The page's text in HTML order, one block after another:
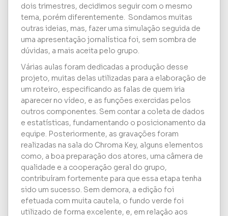
dois trimestres, decidimos seguir com o mesmo
tema, porém diferentemente. Sondamos muitas
outras ideias, mas, fazer uma simulação seguida de
uma apresentação jornalística foi, sem sombra de
dúvidas, a mais aceita pelo grupo.
Várias aulas foram dedicadas a produção desse
projeto, muitas delas utilizadas para a elaboração de
um roteiro, especificando as falas de quem iria
aparecer no vídeo, e as funções exercidas pelos
outros componentes. Sem contar a coleta de dados
e estatísticas, fundamentando o posicionamento da
equipe. Posteriormente, as gravações foram
realizadas na sala do Chroma Key, alguns elementos
como, a boa preparação dos atores, uma câmera de
qualidade e a cooperação geral do grupo,
contribuíram fortemente para que essa etapa tenha
sido um sucesso. Sem demora, a edição foi
efetuada com muita cautela, o fundo verde foi
utilizado de forma excelente, e, em relação aos